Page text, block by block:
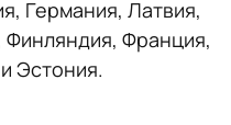
Германия, Латвия,
Франция,
Эстония.